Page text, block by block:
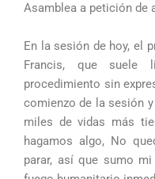
Asamblea a petición de
En la sesión de hoy, el
Francis, que suele
procedimiento sin
comienzo de la sesión
miles de vidas más
hagamos algo, No
parar, así que sumo